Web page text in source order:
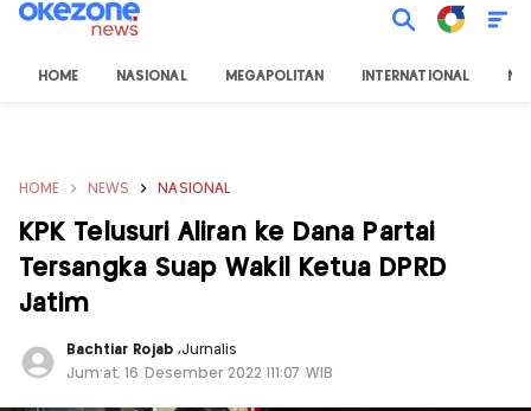
HOME NASIONAL MEGAPOLITAN INTERNATIONAL
HOME NEWS NASIONAL
KPK Telusuri Aliran ke Dana Partai
Tersangka Suap Wakil Ketua DPRD
Jatim
Bachtiar Rojab ,Jurnalis
Jum'at, 16 Desember 2022 |11:07 WIB